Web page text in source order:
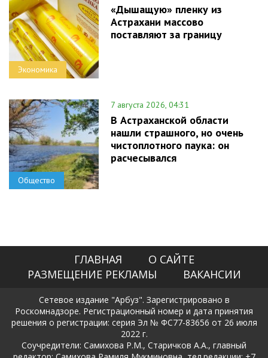
Экономика
«Дышащую» пленку из
Астрахани массово
поставляют за границу
Общество
7 августа 2026, 04:31
В Астраханской области
нашли страшного, но очень
чистоплотного паука: он
расчесывался
ГЛАВНАЯ
О САЙТЕ
РАЗМЕЩЕНИЕ РЕКЛАМЫ
ВАКАНСИИ
Сетевое издание "Арбуз". Зарегистрировано в
Роскомнадзоре. Регистрационный номер и дата принятия
решения о регистрации: серия Эл № ФС77-83656 от 26 июля
2022 г.
Соучредители: Самихова Р.М., Старичков А.А., главный